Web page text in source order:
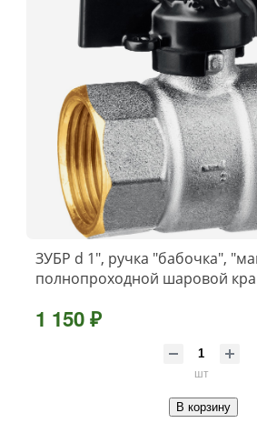
ЗУБР d 1″, ручка ″бабочка″,
полнопроходной шаровой
1 150 ₽
шт
В корзину